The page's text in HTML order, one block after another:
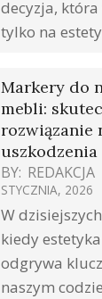
decyzja, która
tylko na
Markery do
mebli:
rozwiązanie
uszkodzenia
BY: REDAKCJA
STYCZNIA, 2026
W
kiedy
odgrywa
naszym